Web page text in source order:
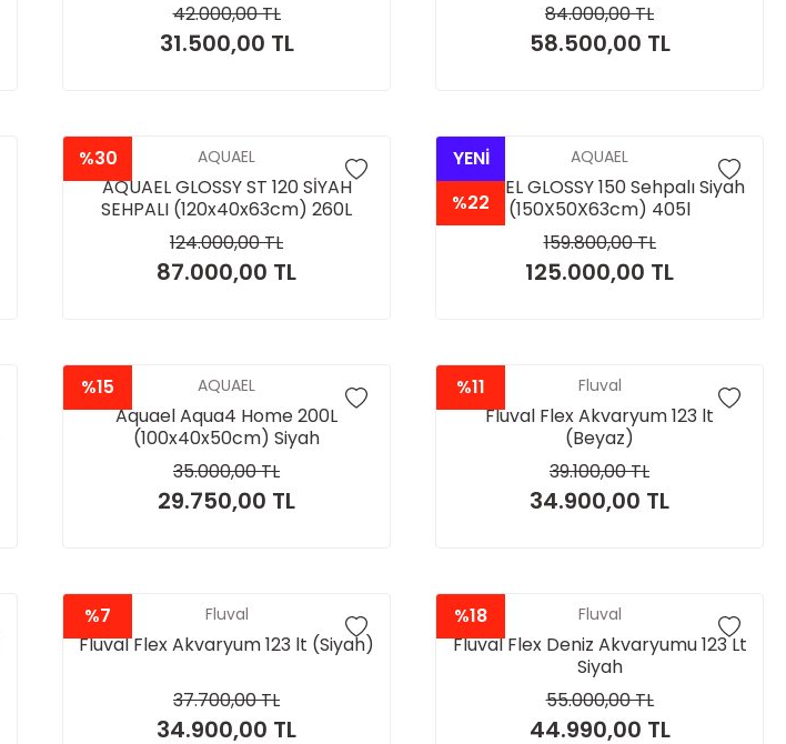
42.000,00 TL
31.500,00 TL
84.000,00 TL
58.500,00 TL
%30 AQUAEL
AQUAEL GLOSSY ST 120 SİYAH
SEHPALI (120x40x63cm) 260L
124.000,00 TL
87.000,00 TL
YENİ
%22
AQUAEL
AQUAEL GLOSSY 150 Sehpalı Siyah
(150X50X63cm) 405l
159.800,00 TL
125.000,00 TL
%15 AQUAEL
Aquael Aqua4 Home 200L
(100x40x50cm) Siyah
35.000,00 TL
29.750,00 TL
%11 Fluval
Fluval Flex Akvaryum 123 lt
(Beyaz)
39.100,00 TL
34.900,00 TL
%7 Fluval
Fluval Flex Akvaryum 123 lt (Siyah)
37.700,00 TL
34.900,00 TL
%18 Fluval
Fluval Flex Deniz Akvaryumu 123 Lt
Siyah
55.000,00 TL
44.990,00 TL